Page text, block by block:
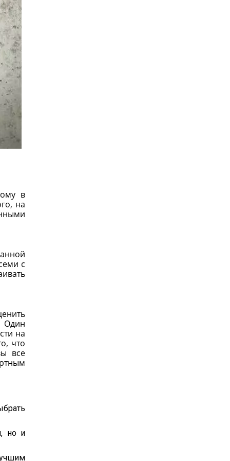
в
на
с
Один
на
что
все
но и